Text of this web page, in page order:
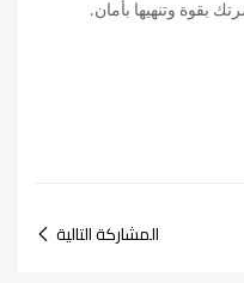
بقوة وتنهيها بأمان.
المشاركة التالية